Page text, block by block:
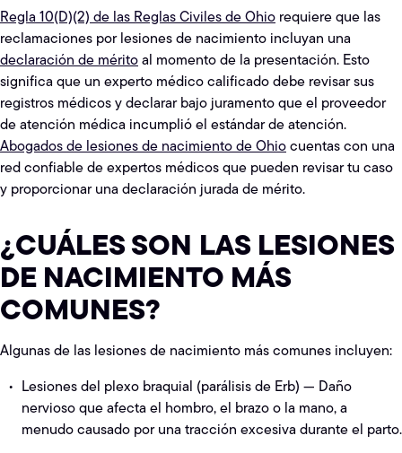
Regla 10(D)(2) de las Reglas Civiles de Ohio requiere que las
reclamaciones por lesiones de nacimiento incluyan una
declaración de méritoal momento de la presentación. Esto
significa que un experto médico calificado debe revisar sus
registros médicos y declarar bajo juramento que el proveedor
de atención médica incumplió el estándar de atención.
Abogados de lesiones de nacimiento de Ohiocuentas con una
red confiable de expertos médicos que pueden revisar tu caso
y proporcionar una declaración jurada de mérito.
¿CUÁLES SON LAS LESIONES
DE NACIMIENTO MÁS
COMUNES?
Algunas de las lesiones de nacimiento más comunes incluyen:
Lesiones del plexo braquial (parálisis de Erb) — Daño
nervioso que afecta el hombro, el brazo o la mano, a
menudo causado por una tracción excesiva durante el parto.